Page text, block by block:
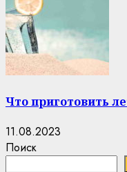
Что приготовить
11.08.2023
Поиск